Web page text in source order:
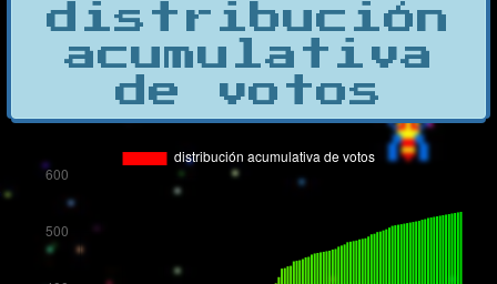
distribución
acumulativa
de votos